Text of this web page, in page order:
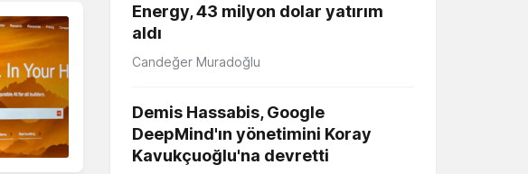
Energy, 43 milyon dolar yatırım
aldı
Candeğer Muradoğlu
Demis Hassabis, Google
DeepMind'ın yönetimini Koray
Kavukçuoğlu'na devretti